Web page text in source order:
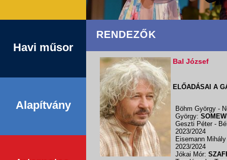
Havi műsor
Alapítvány
RENDEZŐK
Bal József
ELŐADÁSAI A
Böhm György -
György:
Geszti Péter -
2023/2024
Eisemann
2023/2024
Jókai Mór: